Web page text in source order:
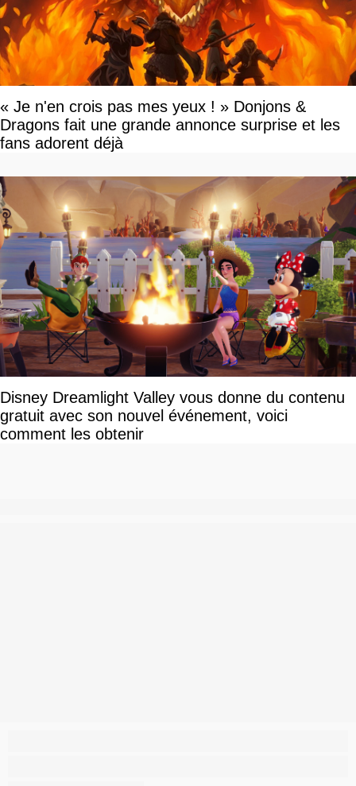
« Je n'en crois pas mes yeux ! » Donjons &
Dragons fait une grande annonce surprise et les
fans adorent déjà
Disney Dreamlight Valley vous donne du contenu
gratuit avec son nouvel événement, voici
comment les obtenir